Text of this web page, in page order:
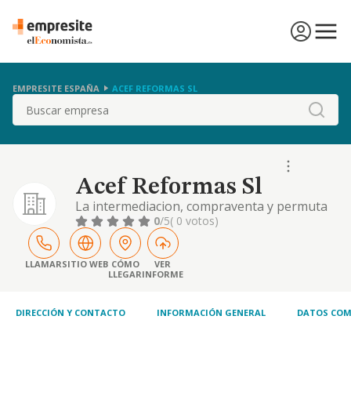
EMPRESITE ESPAÑA ACEF REFORMAS SL
Buscar
Acef Reformas Sl
La intermediacion, compraventa y permuta
de toda clase de fincas rusticas y urbanas, la
promocion y construccion sobre las mismas
de toda clase de edificaciones, su
rehabilitacion; venta o arrendamiento no
financiero, y
0/5( 0 votos)
LLAMARSITIO WEB CÓMO
LLEGAR
VER
INFORME
DIRECCIÓN Y CONTACTO INFORMACIÓN GENERAL DATOS